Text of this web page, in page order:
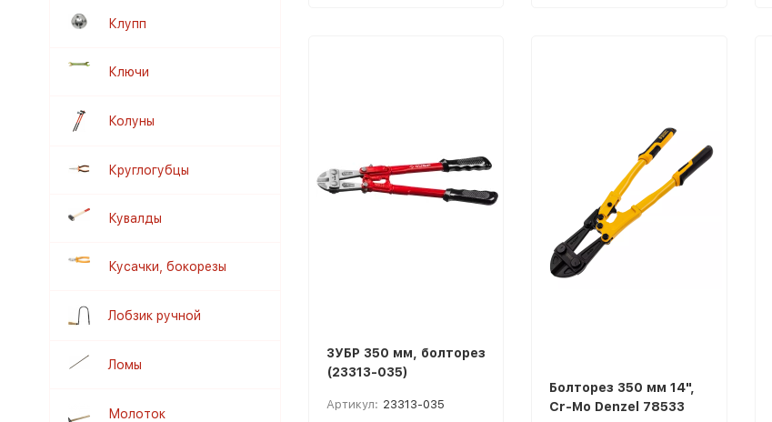
ЗУБР 350 мм, болторез
(23313-035)
Артикул: 23313-035
Болторез 350 мм 14",
Cr-Mo Denzel 78533
Клупп
Ключи
Колуны
Круглогубцы
Кувалды
Кусачки, бокорезы
Лобзик ручной
Ломы
Молоток